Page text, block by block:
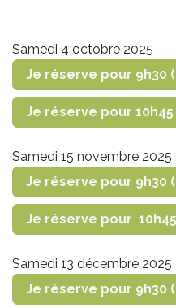
Samedi 4 octobre 2025
Je réserve pour 9h30
Je réserve pour 10h45
Samedi 15 novembre 2025
Je réserve pour 9h30
Je réserve pour
Samedi 13 décembre 2025
Je réserve pour 9h30